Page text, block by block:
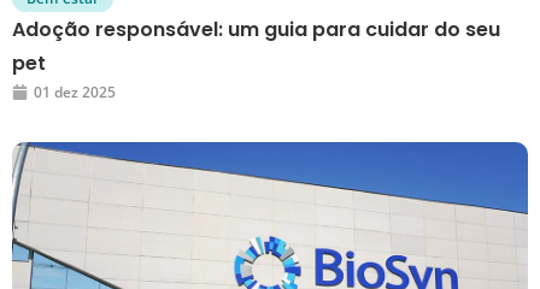
Adoção responsável: um guia para cuidar do seu
pet
01 dez 2025